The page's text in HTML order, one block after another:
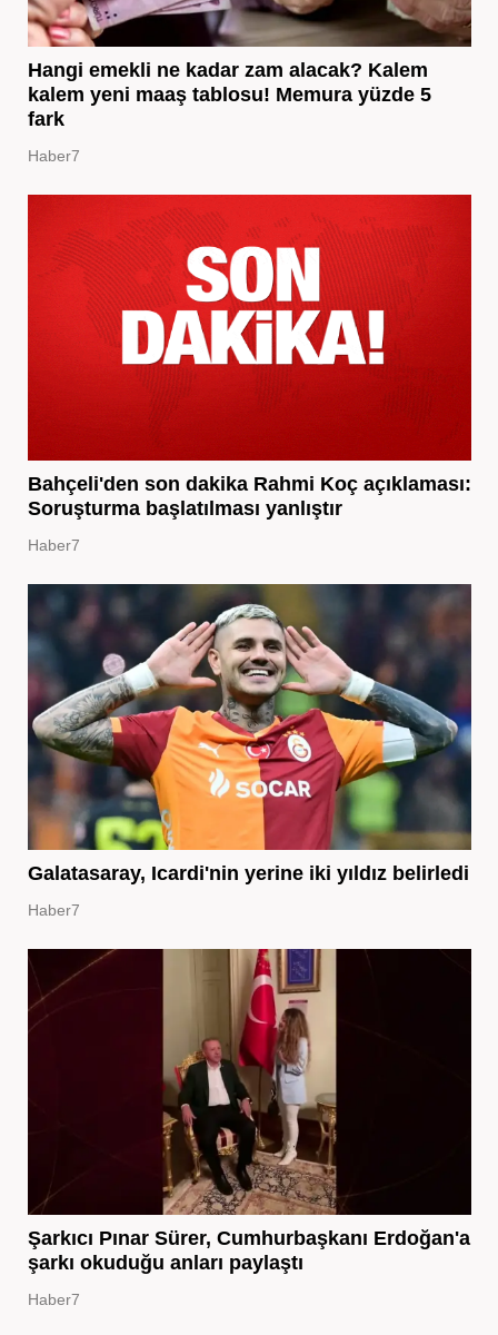
Hangi emekli ne kadar zam alacak? Kalem
kalem yeni maaş tablosu! Memura yüzde 5
fark
Haber7
Bahçeli'den son dakika Rahmi Koç açıklaması:
Soruşturma başlatılması yanlıştır
Haber7
Galatasaray, Icardi'nin yerine iki yıldız belirledi
Haber7
Şarkıcı Pınar Sürer, Cumhurbaşkanı Erdoğan'a
şarkı okuduğu anları paylaştı
Haber7